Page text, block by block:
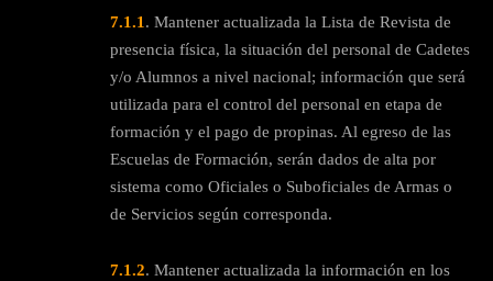
7.1.1 . Mantener actualizada la Lista de Revista de
presencia física, la situación del personal de Cadetes
y/o Alumnos a nivel nacional; información que será
utilizada para el control del personal en etapa de
formación y el pago de propinas. Al egreso de las
Escuelas de Formación, serán dados de alta por
sistema como Oficiales o Suboficiales de Armas o
de Servicios según corresponda.
7.1.2. Mantener actualizada la información en los